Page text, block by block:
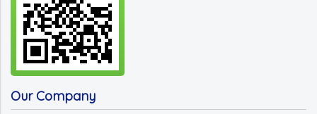
Our Company